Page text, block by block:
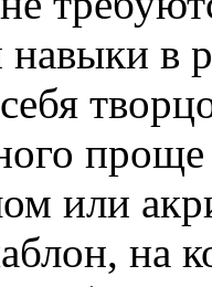
в
проще
или
на